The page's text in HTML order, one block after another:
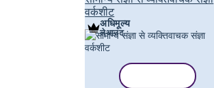
वर्कशीट
अधिमूल्य
लेआउट